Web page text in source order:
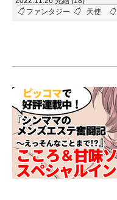
ファンタジー
天使